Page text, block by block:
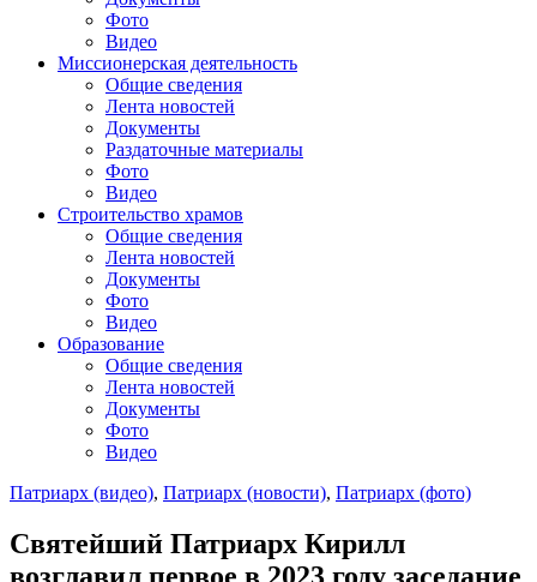
Фото
Видео
Миссионерская деятельность
Общие сведения
Лента новостей
Документы
Раздаточные материалы
Фото
Видео
Строительство храмов
Общие сведения
Лента новостей
Документы
Фото
Видео
Образование
Общие сведения
Лента новостей
Документы
Фото
Видео
Патриарх (видео), Патриарх (новости), Патриарх (фото)
Святейший Патриарх Кирилл